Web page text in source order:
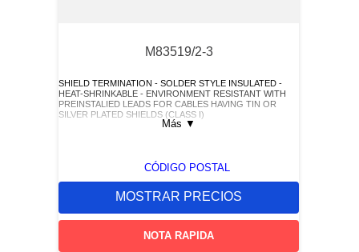
M83519/2-3
SHIELD TERMINATION - SOLDER STYLE INSULATED -
HEAT-SHRINKABLE - ENVIRONMENT RESISTANT WITH
PREINSTALIED LEADS FOR CABLES HAVING TIN OR
SILVER PLATED SHIELDS (CLASS I)
Más ▼
CÓDIGO POSTAL
MOSTRAR PRECIOS
NOTA RAPIDA